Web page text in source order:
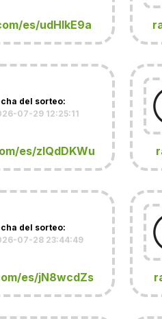
es/udHlkE9a
del sorteo:
07-29 12:25:11
es/zlQdDKWu
del sorteo:
07-28 23:44:49
es/jN8wcdZs